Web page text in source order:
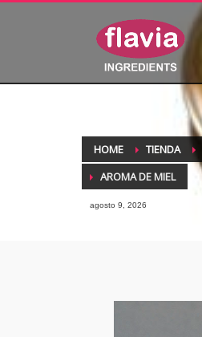
HOME TIENDA
AROMA DE MIEL
agosto 9, 2026